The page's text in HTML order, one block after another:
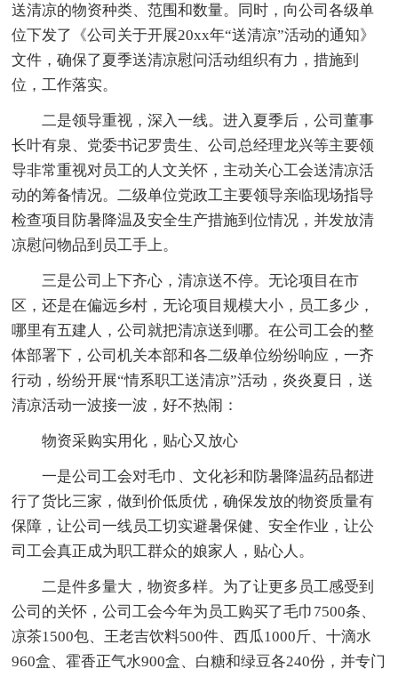
送清凉的物资种类、范围和数量。同时，向公司各级单
位下发了《公司关于开展20xx年“送清凉”活动的通知》
文件，确保了夏季送清凉慰问活动组织有力，措施到
位，工作落实。
二是领导重视，深入一线。进入夏季后，公司董事
长叶有泉、党委书记罗贵生、公司总经理龙兴等主要领
导非常重视对员工的人文关怀，主动关心工会送清凉活
动的筹备情况。二级单位党政工主要领导亲临现场指导
检查项目防暑降温及安全生产措施到位情况，并发放清
凉慰问物品到员工手上。
三是公司上下齐心，清凉送不停。无论项目在市
区，还是在偏远乡村，无论项目规模大小，员工多少，
哪里有五建人，公司就把清凉送到哪。在公司工会的整
体部署下，公司机关本部和各二级单位纷纷响应，一齐
行动，纷纷开展“情系职工送清凉”活动，炎炎夏日，送
清凉活动一波接一波，好不热闹：
物资采购实用化，贴心又放心
一是公司工会对毛巾、文化衫和防暑降温药品都进
行了货比三家，做到价低质优，确保发放的物资质量有
保障，让公司一线员工切实避暑保健、安全作业，让公
司工会真正成为职工群众的娘家人，贴心人。
二是件多量大，物资多样。为了让更多员工感受到
公司的关怀，公司工会今年为员工购买了毛巾7500条、
凉茶1500包、王老吉饮料500件、西瓜1000斤、十滴水
960盒、霍香正气水900盒、白糖和绿豆各240份，并专门